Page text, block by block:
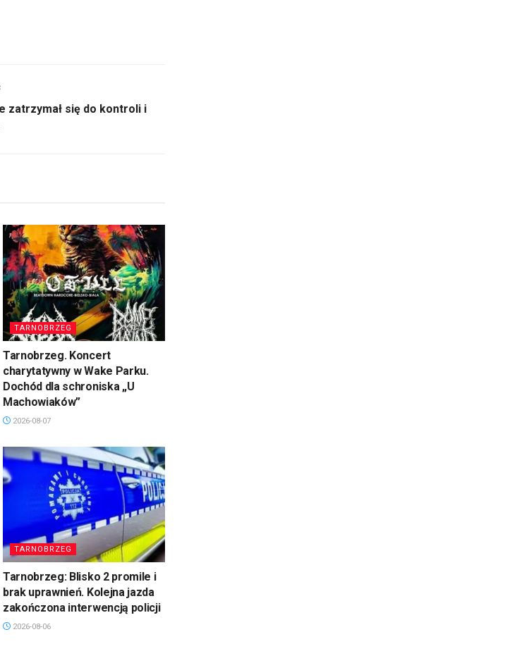
zatrzymał się do kontroli i
TARNOBRZEG
Tarnobrzeg. Koncert
charytatywny w Wake Parku.
Dochód dla schroniska „U
Machowiaków”
2026-08-07
TARNOBRZEG
Tarnobrzeg: Blisko 2 promile i
brak uprawnień. Kolejna jazda
zakończona interwencją policji
2026-08-06